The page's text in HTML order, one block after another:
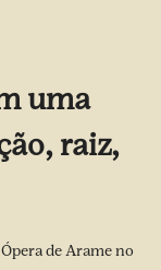
uma
raiz,
de Arame no